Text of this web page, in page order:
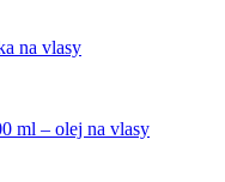
na vlasy